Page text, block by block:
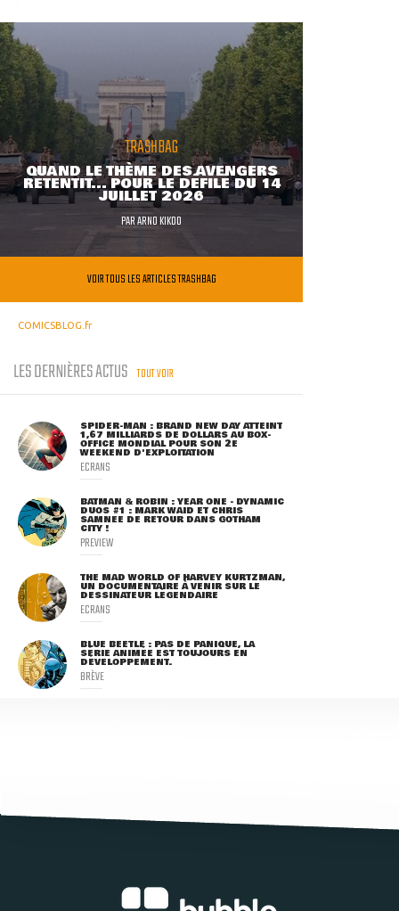
TRASHBAG
QUAND LE THÈME DES AVENGERS
RETENTIT... POUR LE DÉFILÉ DU 14
JUILLET 2026
PARARNO KIKOO
VOIR TOUS LES ARTICLES TRASHBAG
COMICSBLOG.fr
LES DERNIÈRES ACTUS TOUT VOIR
SPIDER-MAN : BRAND NEW DAY ATTEINT
1,67 MILLIARDS DE DOLLARS AU BOX-
OFFICE MONDIAL POUR SON 2E
WEEKEND D'EXPLOITATION
ECRANS
BATMAN & ROBIN : YEAR ONE - DYNAMIC
DUOS #1 : MARK WAID ET CHRIS
SAMNEE DE RETOUR DANS GOTHAM
CITY !
PREVIEW
THE MAD WORLD OF HARVEY KURTZMAN,
UN DOCUMENTAIRE À VENIR SUR LE
DESSINATEUR LÉGENDAIRE
ECRANS
BLUE BEETLE : PAS DE PANIQUE, LA
SÉRIE ANIMÉE EST TOUJOURS EN
DÉVELOPPEMENT.
BRÈVE